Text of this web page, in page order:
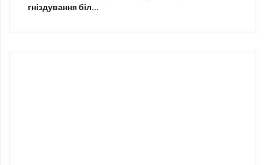
гніздування біл...